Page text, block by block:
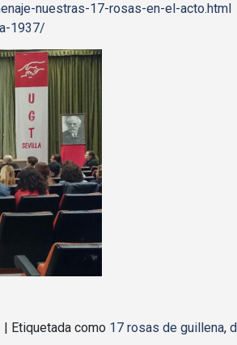
nuestras-17-rosas-en-el-acto.html
1937/
| Etiquetada como 17 rosas de guillena,